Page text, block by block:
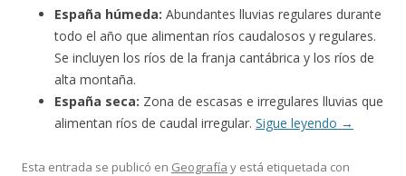
España húmeda: Abundantes lluvias regulares durante
todo el año que alimentan ríos caudalosos y regulares.
Se incluyen los ríos de la franja cantábrica y los ríos de
alta montaña.
España seca: Zona de escasas e irregulares lluvias que
alimentan ríos de caudal irregular. Sigue leyendo →
Esta entrada se publicó en Geografía y está etiquetada con